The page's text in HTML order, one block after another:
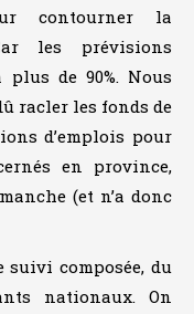
contourner la
les prévisions
de 90%. Nous
racler les fonds de
d’emplois pour
en province,
(et n’a donc
suivi composée, du
nationaux. On